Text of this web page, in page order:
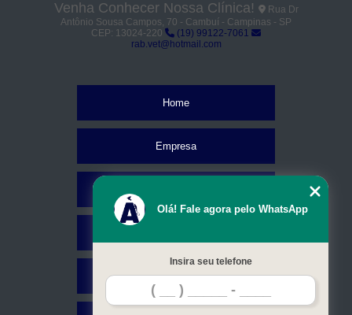
Venha Conhecer Nossa Clínica!
Rua Dr
Antônio Sousa Campos, 70 - Cambuí - Campinas - SP
CEP: 13024-220
(19) 99122-7061
rab.vet@hotmail.com
Home
Empresa
Contato
Olá! Fale agora pelo WhatsApp
Insira seu telefone